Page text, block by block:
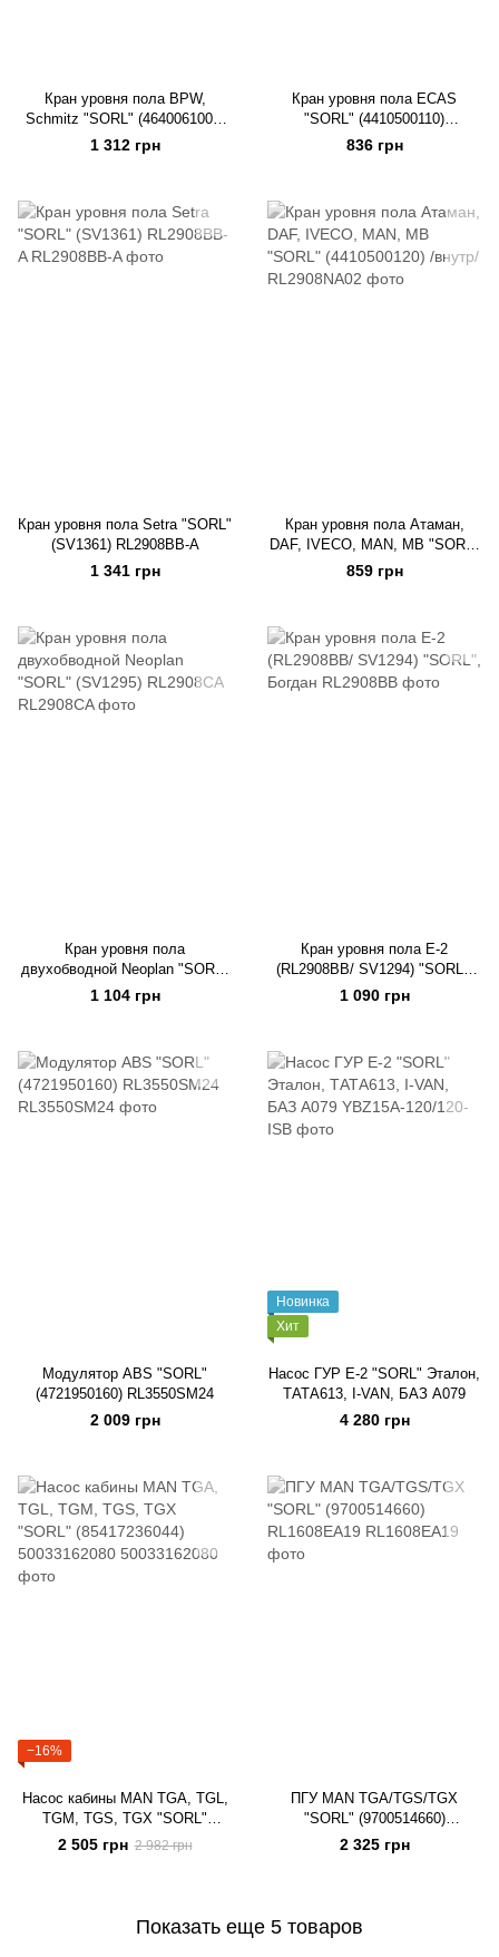
Кран уровня пола BPW,
Schmitz "SORL" (4640061000)
29080010270
1 312 грн
Кран уровня пола ECAS
"SORL" (4410500110)
RL2908NA01
836 грн
Кран уровня пола Setra "SORL"
(SV1361) RL2908BB-A
1 341 грн
Кран уровня пола Атаман,
DAF, IVECO, MAN, MB "SORL"
(4410500120) /внутр/
859 грн
Кран уровня пола
двухобводной Neoplan "SORL"
(SV1295) RL2908CA
1 104 грн
Кран уровня пола Е-2
(RL2908BB/ SV1294) "SORL",
Богдан
1 090 грн
Модулятор ABS "SORL"
(4721950160) RL3550SM24
2 009 грн
Новинка
Хит
Насос ГУР Е-2 "SORL" Эталон,
ТАТА613, I-VAN, БАЗ А079
4 280 грн
−16%
Насос кабины MAN TGA, TGL,
TGM, TGS, TGX "SORL"
(85417236044) 50033162080
2 505 грн 2 982 грн
ПГУ MAN TGA/TGS/TGX
"SORL" (9700514660)
RL1608EA19
2 325 грн
Показать еще 5 товаров